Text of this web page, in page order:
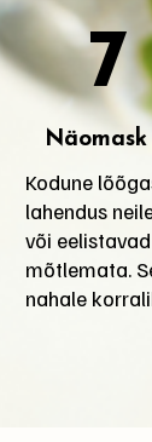
7
Näomask
Kodune
lahendus
või
mõtlemata.
nahale